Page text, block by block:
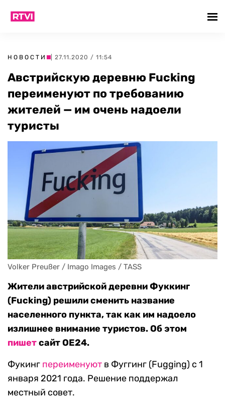
НОВОСТИ | 27.11.2020 / 11:54
Австрийскую деревню Fucking
переименуют по требованию
жителей — им очень надоели
туристы
Volker Preußer / Imago Images / TASS
Жители австрийской деревни Фуккинг
(Fucking) решили сменить название
населенного пункта, так как им надоело
излишнее внимание туристов. Об этом
пишетсайт OE24.
Фукинг переименуют в Фуггинг (Fugging) с 1
января 2021 года. Решение поддержал
местный совет.